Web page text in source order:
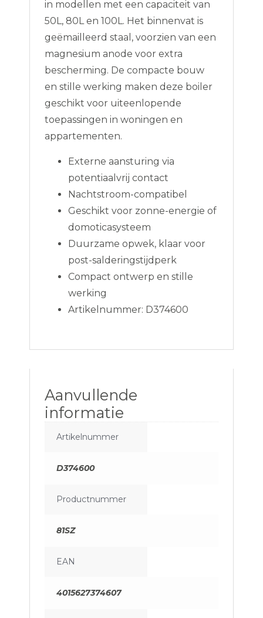
in modellen met een capaciteit van
50L, 80L en 100L. Het binnenvat is
geëmailleerd staal, voorzien van een
magnesium anode voor extra
bescherming. De compacte bouw
en stille werking maken deze boiler
geschikt voor uiteenlopende
toepassingen in woningen en
appartementen.
Externe aansturing via
potentiaalvrij contact
Nachtstroom-compatibel
Geschikt voor zonne-energie of
domoticasysteem
Duurzame opwek, klaar voor
post-salderingstijdperk
Compact ontwerp en stille
werking
Artikelnummer: D374600
Aanvullende
informatie
Artikelnummer
D374600
Productnummer
81SZ
EAN
4015627374607